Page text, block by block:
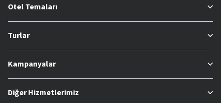
Otel Temaları
Turlar
Kampanyalar
Diğer Hizmetlerimiz